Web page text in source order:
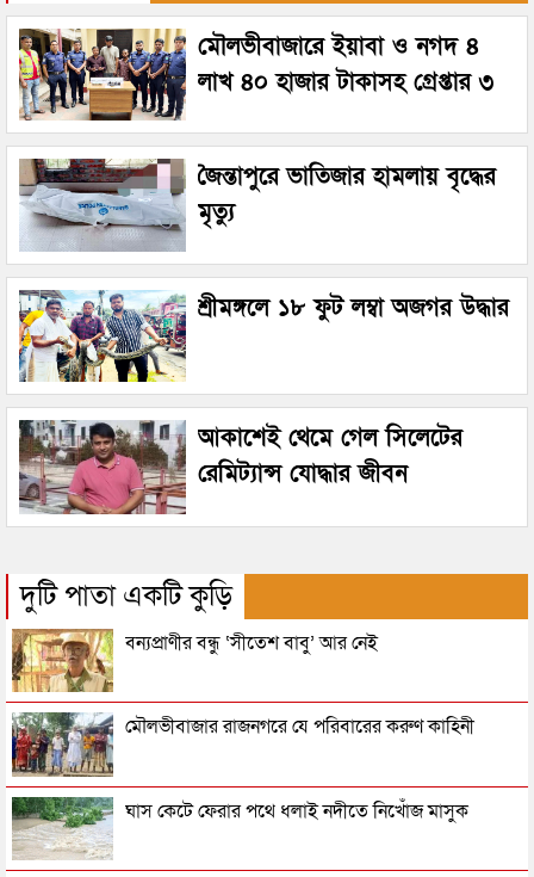
মৌলভীবাজারে ইয়াবা ও নগদ ৪
লাখ ৪০ হাজার টাকাসহ গ্রেপ্তার ৩
জৈন্তাপুরে ভাতিজার হামলায় বৃদ্ধের
মৃত্যু
শ্রীমঙ্গলে ১৮ ফুট লম্বা অজগর উদ্ধার
আকাশেই থেমে গেল সিলেটের
রেমিট্যান্স যোদ্ধার জীবন
দুটি পাতা একটি কুড়ি
বন্যপ্রাণীর বন্ধু ‘সীতেশ বাবু’ আর নেই
মৌলভীবাজার রাজনগরে যে পরিবারের করুণ কাহিনী
ঘাস কেটে ফেরার পথে ধলাই নদীতে নিখোঁজ মাসুক